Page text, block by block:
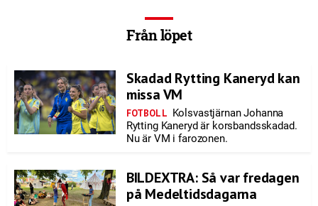
Från löpet
Skadad Rytting Kaneryd kan
missa VM
FOTBOLL Kolsvastjärnan Johanna
Rytting Kaneryd är korsbandsskadad.
Nu är VM i farozonen.
BILDEXTRA: Så var fredagen
på Medeltidsdagarna